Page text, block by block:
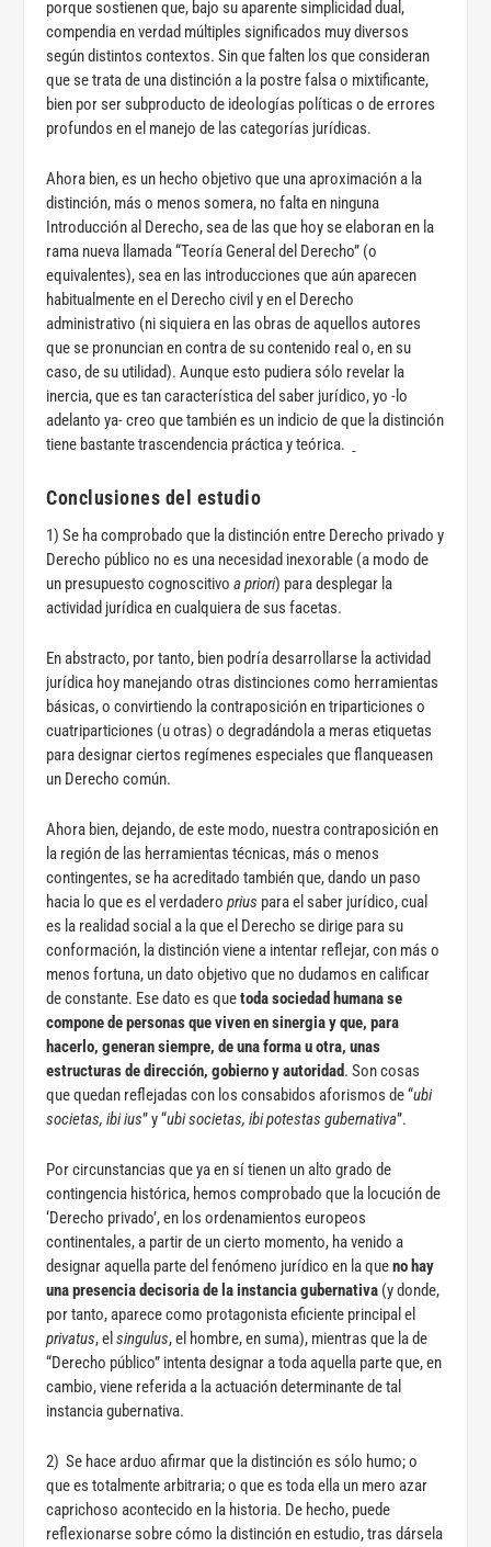
porque sostienen que, bajo su aparente simplicidad dual,
compendia en verdad múltiples significados muy diversos
según distintos contextos. Sin que falten los que consideran
que se trata de una distinción a la postre falsa o mixtificante,
bien por ser subproducto de ideologías políticas o de errores
profundos en el manejo de las categorías jurídicas.
Ahora bien, es un hecho objetivo que una aproximación a la
distinción, más o menos somera, no falta en ninguna
Introducción al Derecho, sea de las que hoy se elaboran en la
rama nueva llamada “Teoría General del Derecho” (o
equivalentes), sea en las introducciones que aún aparecen
habitualmente en el Derecho civil y en el Derecho
administrativo (ni siquiera en las obras de aquellos autores
que se pronuncian en contra de su contenido real o, en su
caso, de su utilidad). Aunque esto pudiera sólo revelar la
inercia, que es tan característica del saber jurídico, yo -lo
adelanto ya- creo que también es un indicio de que la distinción
tiene bastante trascendencia práctica y teórica.
Conclusiones del estudio
1) Se ha comprobado que la distinción entre Derecho privado y
Derecho público no es una necesidad inexorable (a modo de
un presupuesto cognoscitivoa priori) para desplegar la
actividad jurídica en cualquiera de sus facetas.
En abstracto, por tanto, bien podría desarrollarse la actividad
jurídica hoy manejando otras distinciones como herramientas
básicas, o convirtiendo la contraposición en triparticiones o
cuatriparticiones (u otras) o degradándola a meras etiquetas
para designar ciertos regímenes especiales que flanqueasen
un Derecho común.
Ahora bien, dejando, de este modo, nuestra contraposición en
la región de las herramientas técnicas, más o menos
contingentes, se ha acreditado también que, dando un paso
hacia lo que es el verdaderoprius para el saber jurídico, cual
es la realidad social a la que el Derecho se dirige para su
conformación, la distinción viene a intentar reflejar, con más o
menos fortuna, un dato objetivo que no dudamos en calificar
de constante. Ese dato es quetoda sociedad humana se
compone de personas que viven en sinergia y que, para
hacerlo, generan siempre, de una forma u otra, unas
estructuras de dirección, gobierno y autoridad. Son cosas
que quedan reflejadas con los consabidos aforismos de “ubi
societas, ibi ius” y “ubi societas, ibi potestas gubernativa”.
Por circunstancias que ya en sí tienen un alto grado de
contingencia histórica, hemos comprobado que la locución de
‘Derecho privado’, en los ordenamientos europeos
continentales, a partir de un cierto momento, ha venido a
designar aquella parte del fenómeno jurídico en la queno hay
una presencia decisoria de la instancia gubernativa (y donde,
por tanto, aparece como protagonista eficiente principal el
privatus, elsingulus, el hombre, en suma), mientras que la de
“Derecho público” intenta designar a toda aquella parte que, en
cambio, viene referida a la actuación determinante de tal
instancia gubernativa.
2) Se hace arduo afirmar que la distinción es sólo humo; o
que es totalmente arbitraria; o que es toda ella un mero azar
caprichoso acontecido en la historia. De hecho, puede
reflexionarse sobre cómo la distinción en estudio, tras dársela